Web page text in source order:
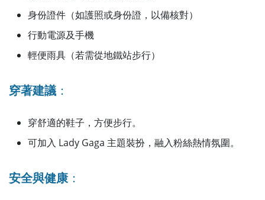
身份證件（如護照或身份證，以備核對）
行動電源及手機
輕便雨具（若需從地鐵站步行）
穿著建議 ：
穿舒適的鞋子，方便步行。
可加入 Lady Gaga 主題裝扮，融入粉絲熱情氛圍。
安全與健康：